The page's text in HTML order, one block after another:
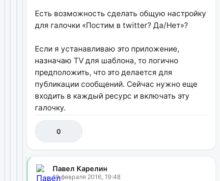
Есть возможность сделать общую настройку
для галочки «Постим в twitter? Да/Нет»?
Если я устанавливаю это приложение,
назначаю TV для шаблона, то логично
предположить, что это делается для
публикации сообщений. Сейчас нужно еще
входить в каждый ресурс и включать эту
галочку.
0
Павел Карелин
10 февраля 2016, 19:48